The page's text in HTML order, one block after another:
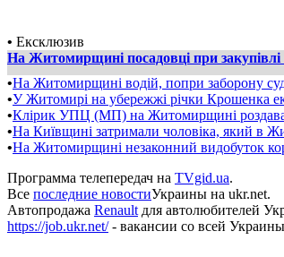
• Ексклюзив
На Житомирщині посадовці при
•На Житомирщині водій, попри заборону
•У Житомирі на убережжі річки Крошенка
•Клірик УПЦ (МП) на Житомирщині роздавав
•На Київщині затримали чоловіка, який в
•На Житомирщині незаконний видобуток
Программа телепередач на TVgid.ua.
Все последние новостиУкраины на ukr.net.
Автопродажа Renault для автолюбителей
https://job.ukr.net/- вакансии со всей